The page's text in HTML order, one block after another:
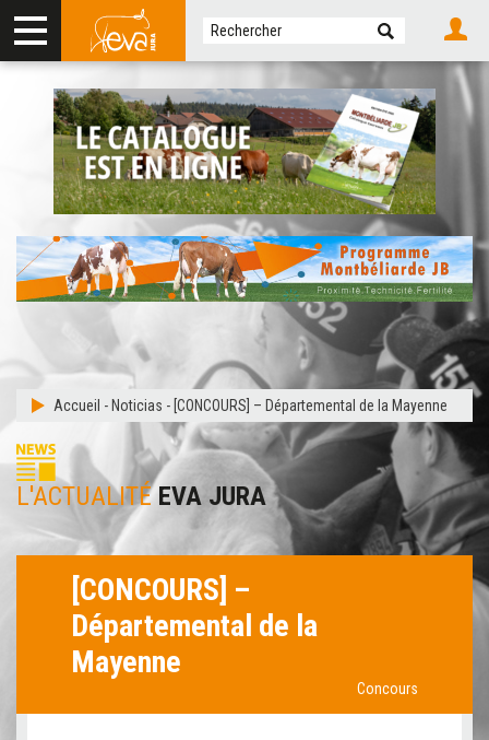
Accueil - Noticias - [CONCOURS] – Départemental de la Mayenne
L'ACTUALITÉEVA JURA
[CONCOURS] –
Départemental de la
Mayenne
Concours